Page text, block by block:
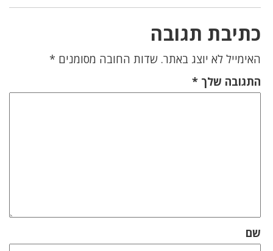
כתיבת תגובה
האימייל לא יוצג באתר. שדות החובה מסומנים *
התגובה שלך *
שם